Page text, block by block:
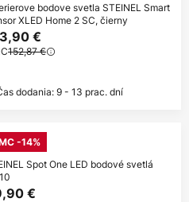
bodove svetla STEINEL Smart
XLED Home 2 SC, čierny
€
152,87 €
dodania: 9 - 13 prac. dní
-14%
Spot One LED bodové svetlá
€